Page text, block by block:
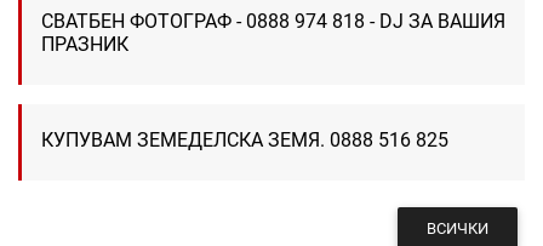
СВАТБЕН ФОТОГРАФ - 0888 974 818 - DJ ЗА ВАШИЯ
ПРАЗНИК
КУПУВАМ ЗЕМЕДЕЛСКА ЗЕМЯ. 0888 516 825
ВСИЧКИ